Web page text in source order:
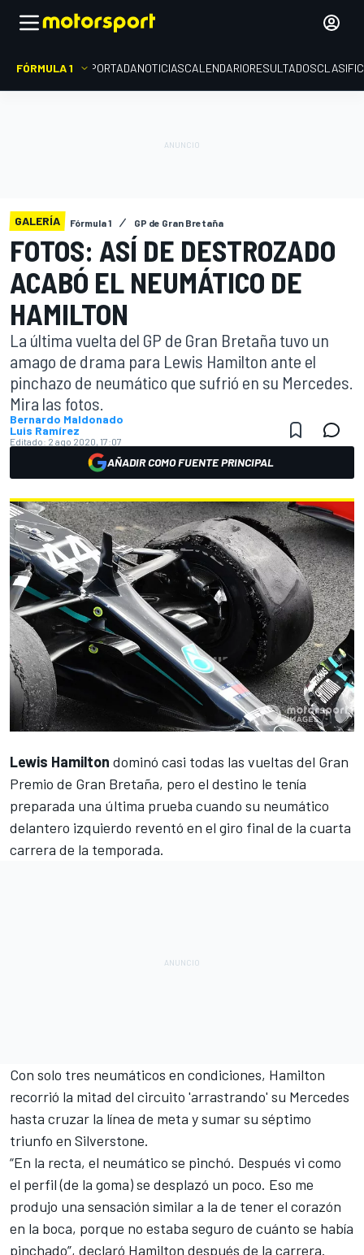
FÓRMULA 1 PORTADANOTICIASCALENDARIORESULTADOS
GALERÍA Fórmula 1 GP de Gran Bretaña
FOTOS: ASÍ DE DESTROZADO
ACABÓ EL NEUMÁTICO DE
HAMILTON
La última vuelta del GP de Gran Bretaña tuvo un
amago de drama para Lewis Hamilton ante el
pinchazo de neumático que sufrió en su Mercedes.
Mira las fotos.
Bernardo Maldonado
Luis Ramírez
Editado: 2 ago 2020, 17:07
AÑADIR COMO FUENTE PRINCIPAL
Lewis Hamilton dominó casi todas las vueltas del Gran
Premio de Gran Bretaña, pero el destino le tenía
preparada una última prueba cuando su neumático
delantero izquierdo reventó en el giro final de la cuarta
carrera de la temporada.
Con solo tres neumáticos en condiciones, Hamilton
recorrió la mitad del circuito 'arrastrando' su Mercedes
hasta cruzar la línea de meta y sumar su séptimo
triunfo en Silverstone.
“En la recta, el neumático se pinchó. Después vi como
el perfil (de la goma) se desplazó un poco. Eso me
produjo una sensación similar a la de tener el corazón
en la boca, porque no estaba seguro de cuánto se había
pinchado”, declaró Hamilton después de la carrera.